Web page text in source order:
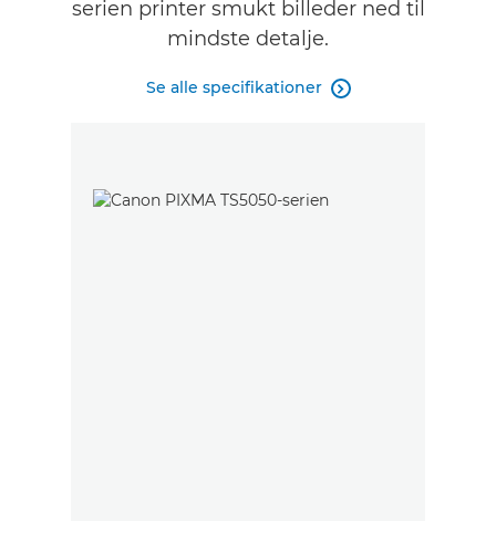
Supportserien printer smukt billeder ned til
mindste detalje.
Se alle specifikationer 